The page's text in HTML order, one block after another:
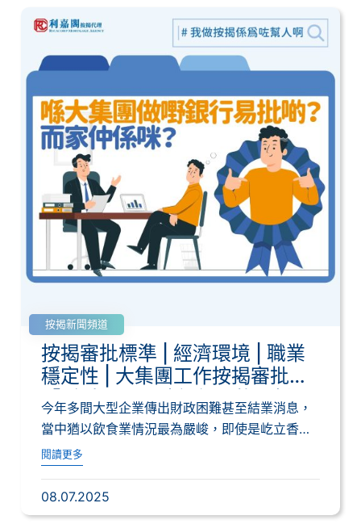
按揭新聞頻道
按揭審批標準 | 經濟環境 | 職業
穩定性 | 大集團工作按揭審批
「鬆手」？現時銀行取態分析
今年多間大型企業傳出財政困難甚至結業消息，
當中猶以飲食業情況最為嚴峻，即使是屹立香港
多年的...
閱讀更多
08.07.2025